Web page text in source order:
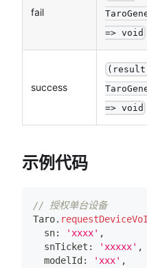
fail
=> void
success
=> void
示例代码
// 授权单台设备
Taro.
  sn
: 'xxxx' ,
  snTicket
: 'xxxxx' ,
  modelId
: 'xxx' ,